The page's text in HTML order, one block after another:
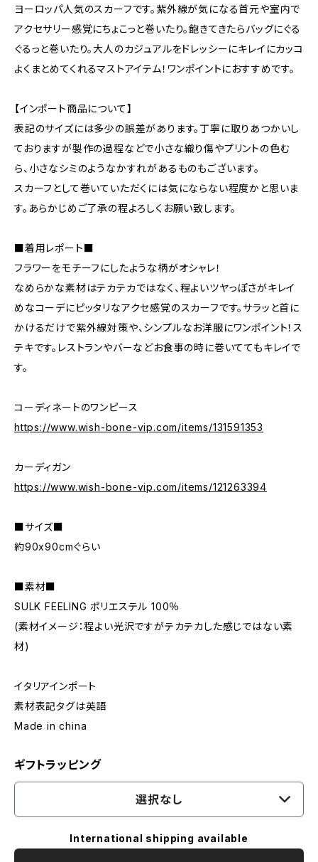
ヨーロッパ人気のスカーフです。紫外線が気になる首元や室内で
アクセサリー感覚にちょこっと巻いたり。飽きてきたらバッグにぐる
ぐるっと巻いたり。大人のカジュアルをドレッシーにキレイにカッコ
よくまとめてくれるマストアイテム！ワンポイントにおすすめです。
【インポート商品について】
表記のサイズには多少の誤差があります。丁寧に取りあつかいし
ておりますが製作の過程などで小さな織り傷やプリントの色む
ら、小さなシミのようなかすれがあるものもございます。
スカーフとして巻いていただくには気にならない程度かと思いま
す。あらかじめご了承の程よろしくお願い致します。
■着用レポート■
フラワーをモチーフにしたような柄がオシャレ！
なめらかな素材はテカテカではなく、程よいツヤっぽさがキレイ
めなコーデにピッタリなアクセ感覚のスカーフです。サラッと首に
かけるだけで紫外線対策や、シンプルなお洋服にワンポイント！ス
テキです。レストランやバーなどお食事の時に巻いててもキレイで
す。
コーディネートのワンピース
https://www.wish-bone-vip.com/items/131591353
カーディガン
https://www.wish-bone-vip.com/items/121263394
■サイズ■
約90x90cmぐらい
■素材■
SULK FEELING ポリエステル 100％
(素材イメージ：程よい光沢ですがテカテカした感じではない素
材)
イタリアインポート
素材表記タグは英語
Made in china
ギフトラッピング
選択なし
International shipping available